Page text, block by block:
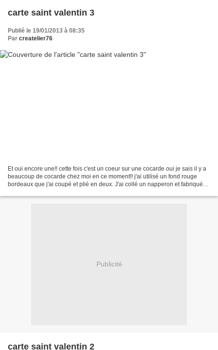
carte saint valentin 3
Publié le 19/01/2013 à 08:35
Par createlier76
Et oui encore une!! cette fois c'est un coeur sur une cocarde oui je sais il y a
beaucoup de cocarde chez moi en ce moment!! j'ai utilisé un fond rouge
bordeaux que j'ai coupé et plié en deux. J'ai collé un napperon et fabriqué
Publicité
carte saint valentin 2